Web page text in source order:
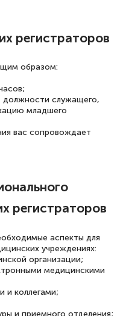
Грамотное,
Всё чётко и
- СПАСИБО!
регистраторов
образом:
должности служащего,
младшего
вас сопровождает
регистраторов
аспекты для
учреждениях:
организации;
медицинскими
и коллегами;
и приемного отделения;